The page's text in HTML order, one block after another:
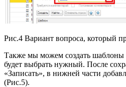
Рис.4 Вариант вопроса, который
Также мы можем создать шаблоны
будет выбрать нужный. После
«Записать», в нижней части
(Рис.5).